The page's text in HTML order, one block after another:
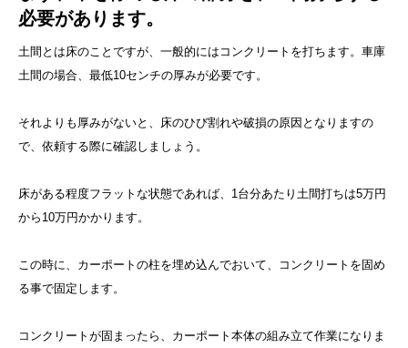
必要があります。
土間とは床のことですが、一般的にはコンクリートを打ちます。車庫
土間の場合、最低10センチの厚みが必要です。
それよりも厚みがないと、床のひび割れや破損の原因となりますの
で、依頼する際に確認しましょう。
床がある程度フラットな状態であれば、1台分あたり土間打ちは5万円
から10万円かかります。
この時に、カーポートの柱を埋め込んでおいて、コンクリートを固め
る事で固定します。
コンクリートが固まったら、カーポート本体の組み立て作業になりま